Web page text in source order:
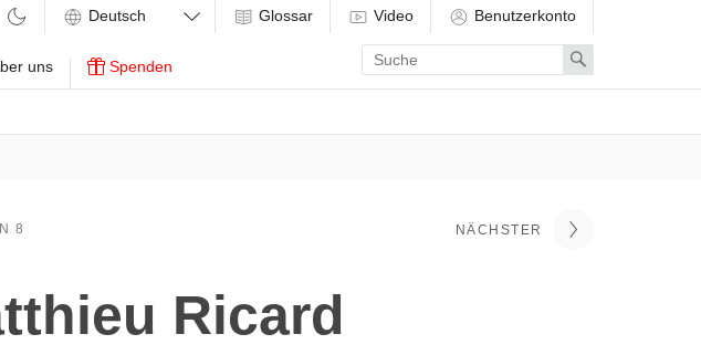
uns Spenden
Glossar Video Benutzerkonto
Enter
search
term
Search
8 NÄCHSTER
Ricard